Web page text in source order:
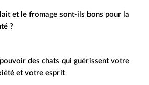
lait et le fromage sont-ils bons pour la
?
pouvoir des chats qui guérissent votre
et votre esprit